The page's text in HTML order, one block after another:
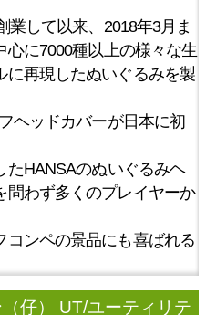
業して以来、2018年3月ま
に7000種以上の様々な生
に再現したぬいぐるみを製
ヘッドカバーが日本に初
HANSAのぬいぐるみヘ
問わず多くのプレイヤーか
コンペの景品にも喜ばれる
仔） UT/ユーティリテ